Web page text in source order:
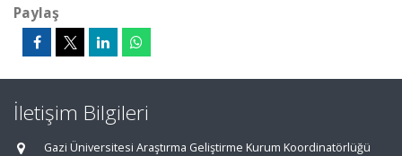
Paylaş
İletişim Bilgileri
Gazi Üniversitesi Araştırma Geliştirme Kurum Koordinatörlüğü